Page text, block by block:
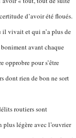
d’avoir été floués.
il vivait et qui n’a plus de
avant chaque
opprobre pour s’être
dont rien de bon ne sort
routiers sont
plus légère avec l’ouvrier